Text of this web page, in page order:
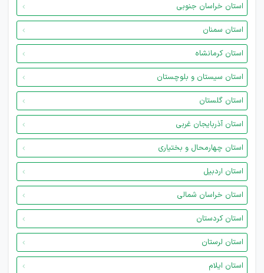
استان خراسان جنوبی
استان سمنان
استان کرمانشاه
استان سیستان و بلوچستان
استان گلستان
استان آذربایجان غربی
استان چهارمحال و بختیاری
استان اردبیل
استان خراسان شمالی
استان کردستان
استان لرستان
استان ایلام